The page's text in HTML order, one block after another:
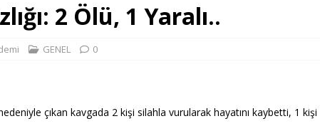
2 Ölü, 1 Yaralı..
GENEL 0
çıkan kavgada 2 kişi silahla vurularak hayatını kaybetti, 1 kişi